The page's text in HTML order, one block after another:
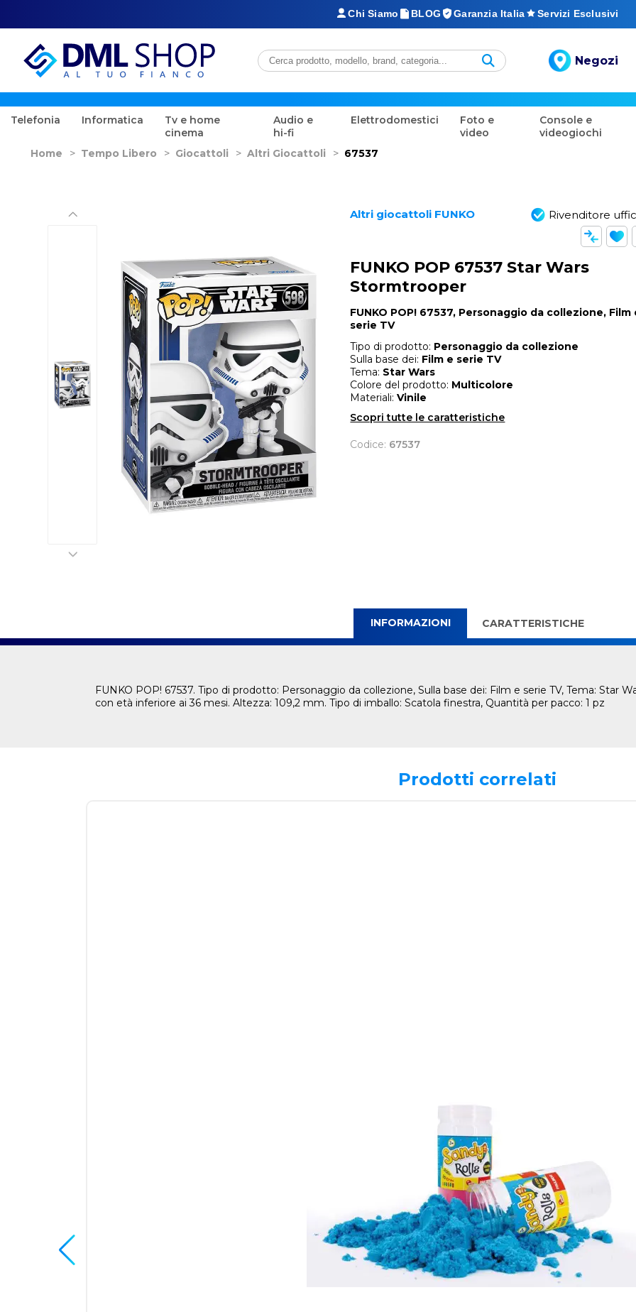
Chi Siamo BLOG Garanzia Italia Servizi Esclusivi
Negozi
Telefonia Informatica
Tv e home
cinema
Audio e
hi-fi
Elettrodomestici
Foto e
video
Console e
videogiochi
Home > Tempo Libero > Giocattoli > Altri Giocattoli > 67537
Altri giocattoli FUNKO Rivenditore
FUNKO POP 67537 Star Wars
Stormtrooper
FUNKO POP! 67537, Personaggio da collezione, Film
serie TV
Tipo di prodotto: Personaggio da collezione
Sulla base dei: Film e serie TV
Tema: Star Wars
Colore del prodotto: Multicolore
Materiali:Vinile
Scopri tutte le caratteristiche
Codice: 67537
INFORMAZIONI CARATTERISTICHE
FUNKO POP! 67537. Tipo di prodotto: Personaggio da collezione, Sulla base dei: Film e serie TV, Tema: Star
con età inferiore ai 36 mesi. Altezza: 109,2 mm. Tipo di imballo: Scatola finestra, Quantità per pacco: 1 pz
Prodotti correlati